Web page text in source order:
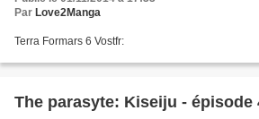
Par Love2Manga
Terra Formars 6 Vostfr: